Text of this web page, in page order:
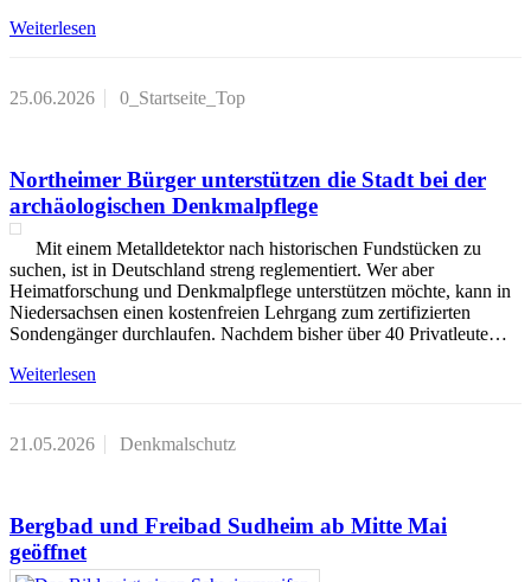
Weiterlesen
25.06.2026 0_Startseite_Top
Northeimer Bürger unterstützen die Stadt bei der
archäologischen Denkmalpflege
Mit einem Metalldetektor nach historischen Fundstücken zu
suchen, ist in Deutschland streng reglementiert. Wer aber
Heimatforschung und Denkmalpflege unterstützen möchte, kann in
Niedersachsen einen kostenfreien Lehrgang zum zertifizierten
Sondengänger durchlaufen. Nachdem bisher über 40 Privatleute…
Weiterlesen
21.05.2026 Denkmalschutz
Bergbad und Freibad Sudheim ab Mitte Mai
geöffnet